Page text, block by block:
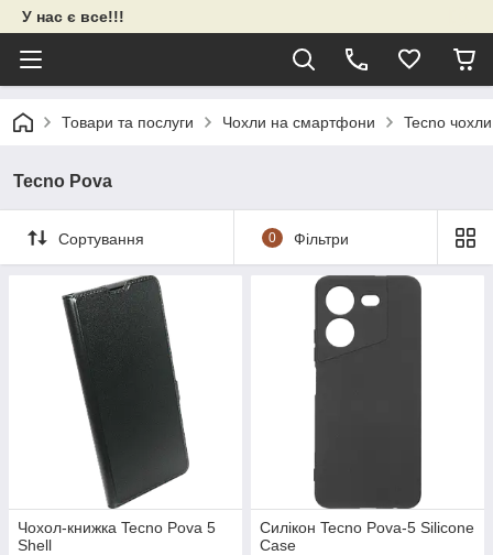
У нас є все!!!
Товари та послуги Чохли на смартфони Tecno чохли
Tecno Pova
Сортування 0 Фільтри
Чохол-книжка Tecno Pova 5
Shell
Силікон Tecno Pova-5 Silicone
Case